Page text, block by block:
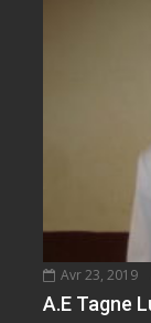
Avr 23, 2019
A.E Tagne